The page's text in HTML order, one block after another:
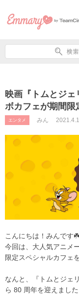
映画『トムとジェ
ボカフェが期間限
エンタメ みん
こんにちは！みんです☘️
今回は、大人気アニメ
限定スペシャルカフェ
なんと、『トムとジェ
ら 80 周年を迎えました